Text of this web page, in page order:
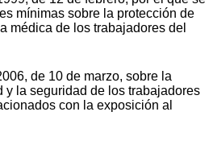
mínimas sobre la protección de
médica de los trabajadores del
de 10 de marzo, sobre la
y la seguridad de los trabajadores
con la exposición al